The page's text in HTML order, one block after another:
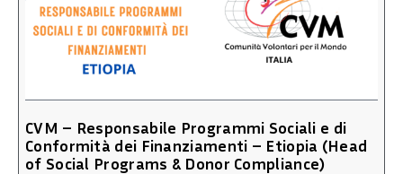
CVM – Responsabile Programmi Sociali e di
Conformità dei Finanziamenti – Etiopia (Head
of Social Programs & Donor Compliance)